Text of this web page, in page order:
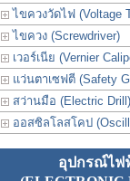
ไขควงวัดไฟ (Voltage
ไขควง (Screwdriver)
เวอร์เนีย (Vernier
แว่นตาเซฟตี (Safety
สว่านมือ (Electric Drill)
ออสซิลโลสโคป
อุปกรณ์ไฟ